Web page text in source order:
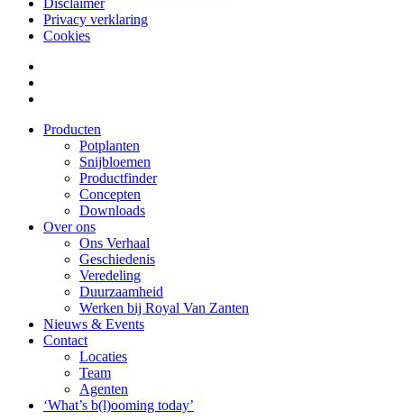
Disclaimer
Privacy verklaring
Cookies
Producten
Potplanten
Snijbloemen
Productfinder
Concepten
Downloads
Over ons
Ons Verhaal
Geschiedenis
Veredeling
Duurzaamheid
Werken bij Royal Van Zanten
Nieuws & Events
Contact
Locaties
Team
Agenten
‘What’s b(l)ooming today’